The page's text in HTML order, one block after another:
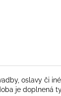
oslavy či
je doplnená